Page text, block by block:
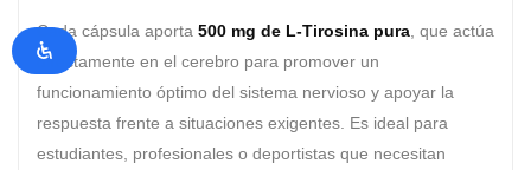
Cada cápsula aporta 500 mg de L-Tirosina pura , que actúa
directamente en el cerebro para promover un
funcionamiento óptimo del sistema nervioso y apoyar la
respuesta frente a situaciones exigentes. Es ideal para
estudiantes, profesionales o deportistas que necesitan